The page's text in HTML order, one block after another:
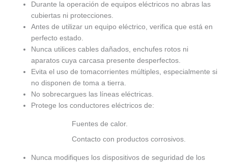
Durante la operación de equipos eléctricos no abras las
cubiertas ni protecciones.
Antes de utilizar un equipo eléctrico, verifica que está en
perfecto estado.
Nunca utilices cables dañados, enchufes rotos ni
aparatos cuya carcasa presente desperfectos.
Evita el uso de tomacorrientes múltiples, especialmente si
no disponen de toma a tierra.
No sobrecargues las líneas eléctricas.
Protege los conductores eléctricos de:
Fuentes de calor.
Contacto con productos corrosivos.
Nunca modifiques los dispositivos de seguridad de los